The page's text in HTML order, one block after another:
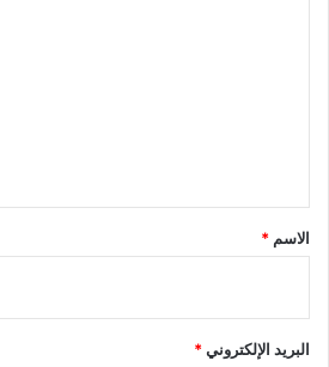
الاسم *
البريد الإلكتروني*